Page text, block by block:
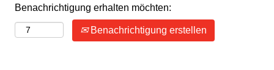
Benachrichtigung erhalten möchten:
Benachrichtigung erstellen